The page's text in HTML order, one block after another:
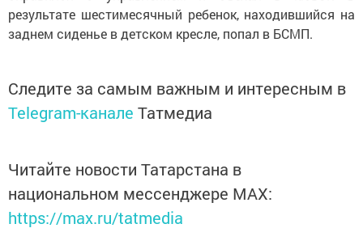
результате шестимесячный ребенок, находившийся на
заднем сиденье в детском кресле, попал в БСМП.
Следите за самым важным и интересным в
Telegram-канале Татмедиа
Читайте новости Татарстана в
национальном мессенджере MАХ:
https://max.ru/tatmedia